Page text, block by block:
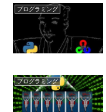
プログラミング
プログラミング